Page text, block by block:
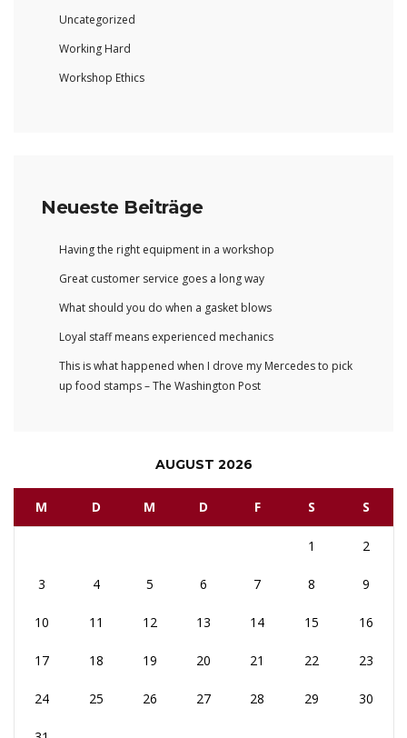
Uncategorized
Working Hard
Workshop Ethics
Neueste Beiträge
Having the right equipment in a workshop
Great customer service goes a long way
What should you do when a gasket blows
Loyal staff means experienced mechanics
This is what happened when I drove my Mercedes to pick
up food stamps – The Washington Post
AUGUST 2026
M D M D F S S
1 2
3 4 5 6 7 8 9
10 11 12 13 14 15 16
17 18 19 20 21 22 23
24 25 26 27 28 29 30